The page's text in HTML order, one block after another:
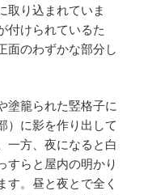
取り込まれていま
付けられているた
面のわずかな部分し
塗籠られた竪格子に
）に影を作り出して
一方、夜になると白
すらと屋内の明かり
す。昼と夜とで全く